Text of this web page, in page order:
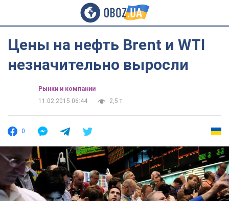
Цены на нефть Brent и WTI
незначительно выросли
Рынки и компании
11.02.2015 06:44
2,5 т.
0